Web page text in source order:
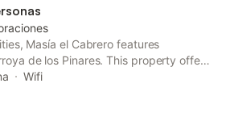
Masía el Cabrero features
de los Pinares. This property offers
free private parking and free
Wifi